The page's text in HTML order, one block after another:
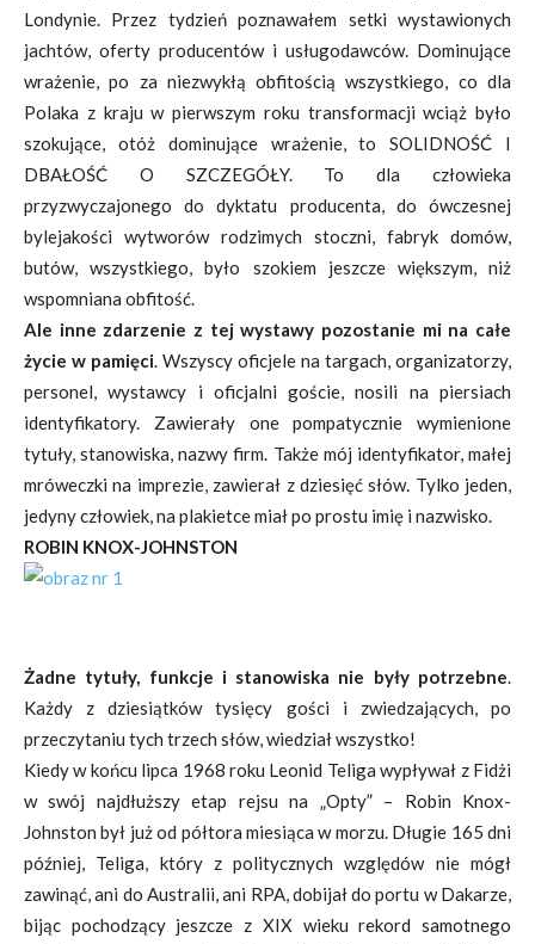
Londynie. Przez tydzień poznawałem setki wystawionych
jachtów, oferty producentów i usługodawców. Dominujące
wrażenie, po za niezwykłą obfitością wszystkiego, co dla
Polaka z kraju w pierwszym roku transformacji wciąż było
szokujące, otóż dominujące wrażenie, to SOLIDNOŚĆ I
DBAŁOŚĆ O SZCZEGÓŁY. To dla człowieka
przyzwyczajonego do dyktatu producenta, do ówczesnej
bylejakości wytworów rodzimych stoczni, fabryk domów,
butów, wszystkiego, było szokiem jeszcze większym, niż
wspomniana obfitość.
Ale inne zdarzenie z tej wystawy pozostanie mi na całe
życie w pamięci. Wszyscy oficjele na targach, organizatorzy,
personel, wystawcy i oficjalni goście, nosili na piersiach
identyfikatory. Zawierały one pompatycznie wymienione
tytuły, stanowiska, nazwy firm. Także mój identyfikator, małej
mróweczki na imprezie, zawierał z dziesięć słów. Tylko jeden,
jedyny człowiek, na plakietce miał po prostu imię i nazwisko.
ROBIN KNOX-JOHNSTON
Żadne tytuły, funkcje i stanowiska nie były potrzebne.
Każdy z dziesiątków tysięcy gości i zwiedzających, po
przeczytaniu tych trzech słów, wiedział wszystko!
Kiedy w końcu lipca 1968 roku Leonid Teliga wypływał z Fidżi
w swój najdłuższy etap rejsu na „Opty” – Robin Knox-
Johnston był już od półtora miesiąca w morzu. Długie 165 dni
później, Teliga, który z politycznych względów nie mógł
zawinąć, ani do Australii, ani RPA, dobijał do portu w Dakarze,
bijąc pochodzący jeszcze z XIX wieku rekord samotnego